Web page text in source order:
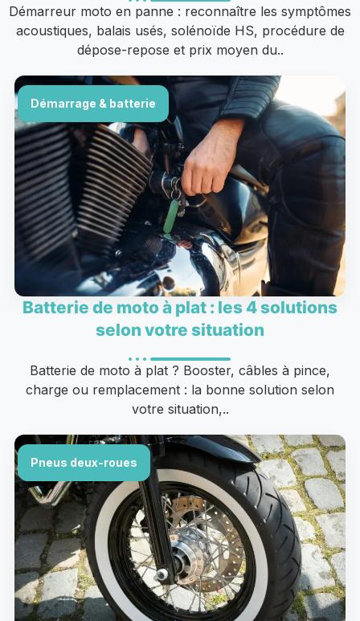
Démarreur moto en panne : reconnaître les symptômes
acoustiques, balais usés, solénoïde HS, procédure de
dépose-repose et prix moyen du..
Démarrage & batterie
Batterie de moto à plat : les 4 solutions
selon votre situation
Batterie de moto à plat ? Booster, câbles à pince,
charge ou remplacement : la bonne solution selon
votre situation,..
Pneus deux-roues